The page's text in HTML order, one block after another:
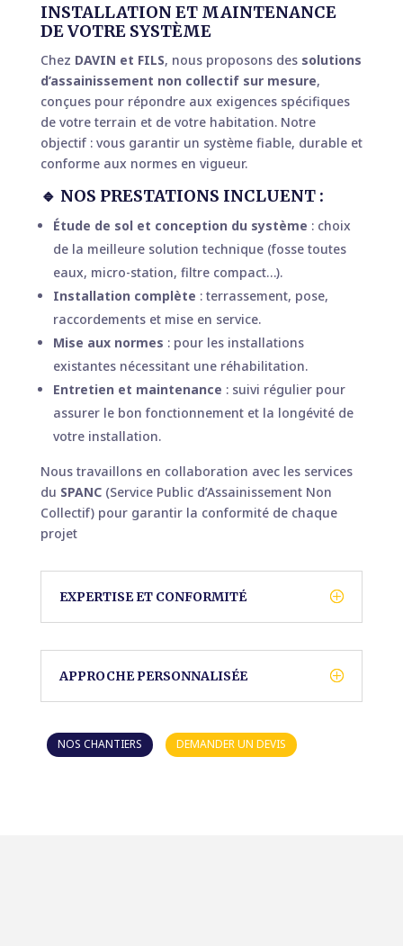
INSTALLATION ET MAINTENANCE
DE VOTRE SYSTÈME
Chez DAVIN et FILS, nous proposons des solutions
d’assainissement non collectif sur mesure,
conçues pour répondre aux exigences spécifiques
de votre terrain et de votre habitation. Notre
objectif : vous garantir un système fiable, durable et
conforme aux normes en vigueur.
🔹 NOS PRESTATIONS INCLUENT :
Étude de sol et conception du système : choix
de la meilleure solution technique (fosse toutes
eaux, micro-station, filtre compact…).
Installation complète : terrassement, pose,
raccordements et mise en service.
Mise aux normes : pour les installations
existantes nécessitant une réhabilitation.
Entretien et maintenance : suivi régulier pour
assurer le bon fonctionnement et la longévité de
votre installation.
Nous travaillons en collaboration avec les services
du SPANC(Service Public d’Assainissement Non
Collectif) pour garantir la conformité de chaque
projet
EXPERTISE ET CONFORMITÉ
APPROCHE PERSONNALISÉE
NOS CHANTIERS DEMANDER UN DEVIS